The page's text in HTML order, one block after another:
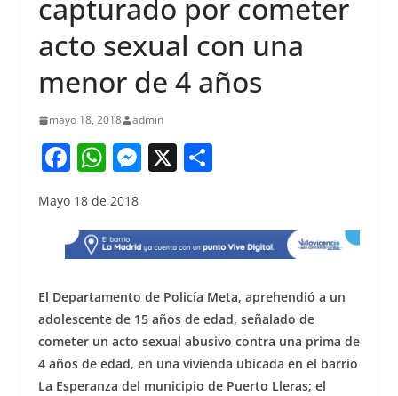
capturado por cometer
acto sexual con una
menor de 4 años
mayo 18, 2018 admin
F
c
e
b
o
o
k
W
at
s
A
p
p
M
e
n
g
er
X S
e
Mayo 18 de 2018
El Departamento de Policía Meta, aprehendió a un
adolescente de 15 años de edad, señalado de
cometer un acto sexual abusivo contra una prima de
4 años de edad, en una vivienda ubicada en el barrio
La Esperanza del municipio de Puerto Lleras; el